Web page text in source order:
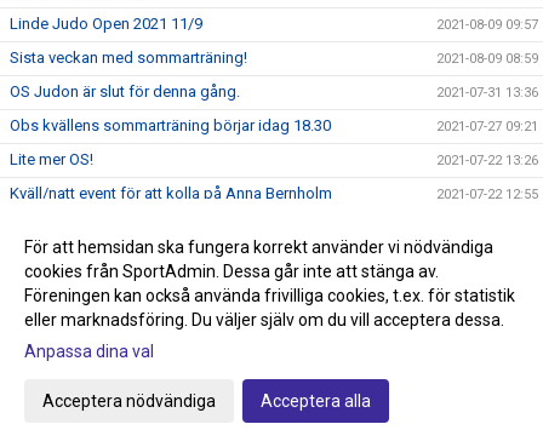
Linde Judo Open 2021 11/9 2021-08-09 09:57
Sista veckan med sommarträning! 2021-08-09 08:59
OS Judon är slut för denna gång. 2021-07-31 13:36
Obs kvällens sommarträning börjar idag 18.30 2021-07-27 09:21
Lite mer OS! 2021-07-22 13:26
Kväll/natt event för att kolla på Anna Bernholm 2021-07-22 12:55
Livesändningar från Lindekampen 2021-07-17 22:38
Justerade tider för Lindekampen på söndag! 2021-07-16 00:07
Hemsidan och höstterminen! 2021-07-05 09:54
Frågor ang Smoothcomp systemet
Glöm inte att anmäla till Lindekampen den 18/7
För att hemsidan ska fungera korrekt använder vi nödvändiga
cookies från SportAdmin. Dessa går inte att stänga av.
Föreningen kan också använda frivilliga cookies, t.ex. för statistik
eller marknadsföring. Du väljer själv om du vill acceptera dessa.
Anpassa dina val
Acceptera nödvändiga Acceptera alla